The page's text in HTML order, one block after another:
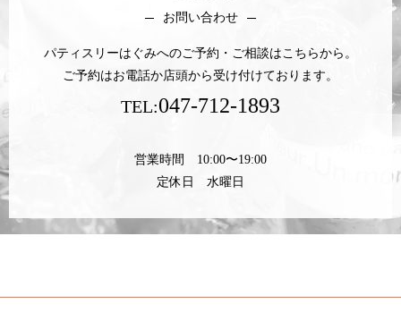
お問い合わせ
パティスリーはぐみへのご予約・ご相談はこちらから。
ご予約はお電話か店頭から受け付けております。
TEL:047-712-1893
営業時間 10:00〜19:00
定休日 水曜日